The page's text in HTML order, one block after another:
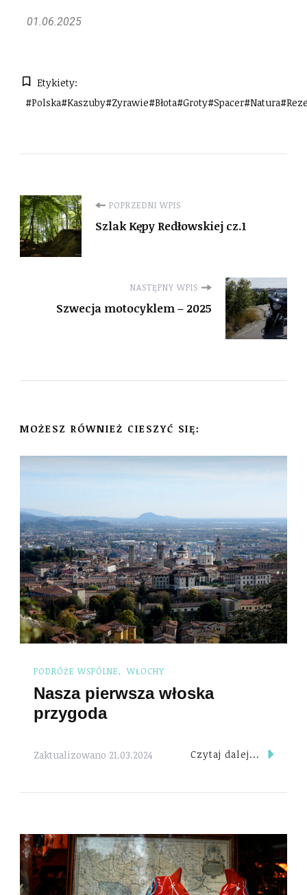
01.06.2025
Etykiety:
POPRZEDNI WPIS
Szlak Kępy Redłowskiej cz.1
NASTĘPNY WPIS
Szwecja motocyklem – 2025
MOŻESZ RÓWNIEŻ CIESZYĆ SIĘ:
PODRÓŻE WSPÓLNE WŁOCHY
Nasza pierwsza włoska
przygoda
Zaktualizowano 21.03.2024 Czytaj dalej...